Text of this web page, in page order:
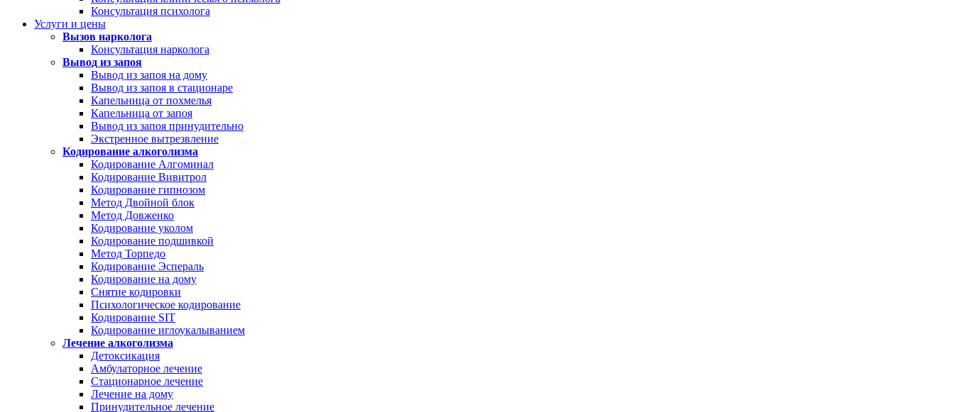
Консультация психолога
Услуги и цены
Вызов нарколога
Консультация нарколога
Вывод из запоя
Вывод из запоя на дому
Вывод из запоя в стационаре
Капельница от похмелья
Капельница от запоя
Вывод из запоя принудительно
Экстренное вытрезвление
Кодирование алкоголизма
Кодирование Алгоминал
Кодирование Вивитрол
Кодирование гипнозом
Метод Двойной блок
Метод Довженко
Кодирование уколом
Кодирование подшивкой
Метод Торпедо
Кодирование Эспераль
Кодирование на дому
Снятие кодировки
Психологическое кодирование
Кодирование SIT
Кодирование иглоукалыванием
Лечение алкоголизма
Детоксикация
Амбулаторное лечение
Стационарное лечение
Лечение на дому
Принудительное лечение